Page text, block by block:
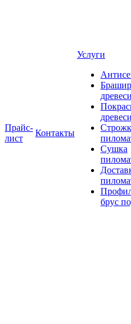
Прайс-
лист
Контакты
Услуги
Сушка
брус